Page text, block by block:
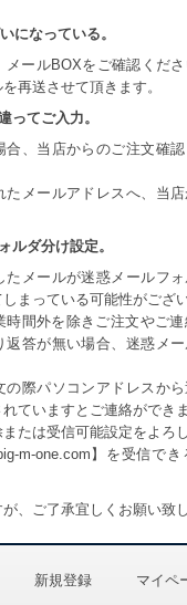
になっている。
メールBOXをご確認くだ
再送させて頂きます。
ってご入力。
合、当店からのご注文確
たメールアドレスへ、当
ルダ分け設定。
たメールが迷惑メールフ
まっている可能性がござい
時間外を除きご注文やご
返答が無い場合、迷惑メ
の際パソコンアドレスか
ていますとご連絡ができま
たは受信可能設定をよろ
m-one.com】を受信で
、ご了承宜しくお願い致し
新規登録 マイペ